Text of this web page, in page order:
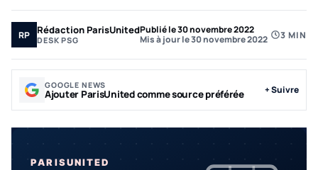
RP Rédaction ParisUnited
DESK PSG
Publié le 30 novembre 2022
Mis à jour le 30 novembre 2022
3 MIN
GOOGLE NEWS
Ajouter ParisUnited comme source préférée + Suivre